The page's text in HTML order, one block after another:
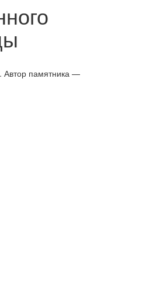
Автор памятника —